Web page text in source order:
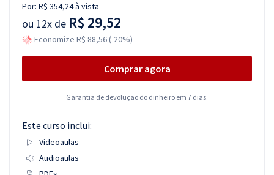
Por: R$ 354,24à vista
ou 12x de R$ 29,52
Economize R$ 88,56 (-20%)
Comprar agora
Garantia de devolução do dinheiro em 7 dias.
Este curso inclui:
Videoaulas
Audioaulas